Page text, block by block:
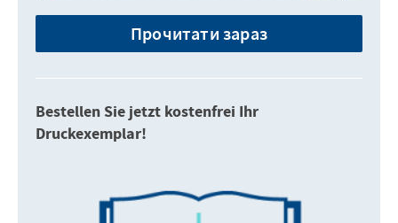
Прочитати зараз
Bestellen Sie jetzt kostenfrei Ihr
Druckexemplar!